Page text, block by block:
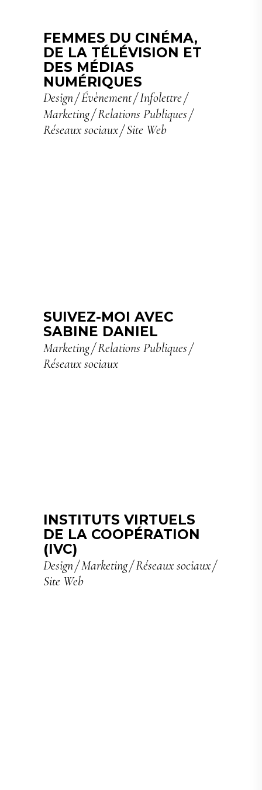
FEMMES DU CINÉMA,
DE LA TÉLÉVISION ET
DES MÉDIAS
NUMÉRIQUES
Design Évènement Infolettre
Marketing Relations Publiques
Réseaux sociaux Site Web
SUIVEZ-MOI AVEC
SABINE DANIEL
Marketing Relations Publiques
Réseaux sociaux
INSTITUTS VIRTUELS
DE LA COOPÉRATION
(IVC)
Design Marketing Réseaux sociaux
Site Web